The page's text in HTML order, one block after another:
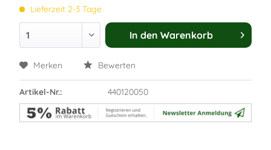
Lieferzeit 2-3 Tage
In den Warenkorb
Merken Bewerten
Artikel-Nr.: 440120050